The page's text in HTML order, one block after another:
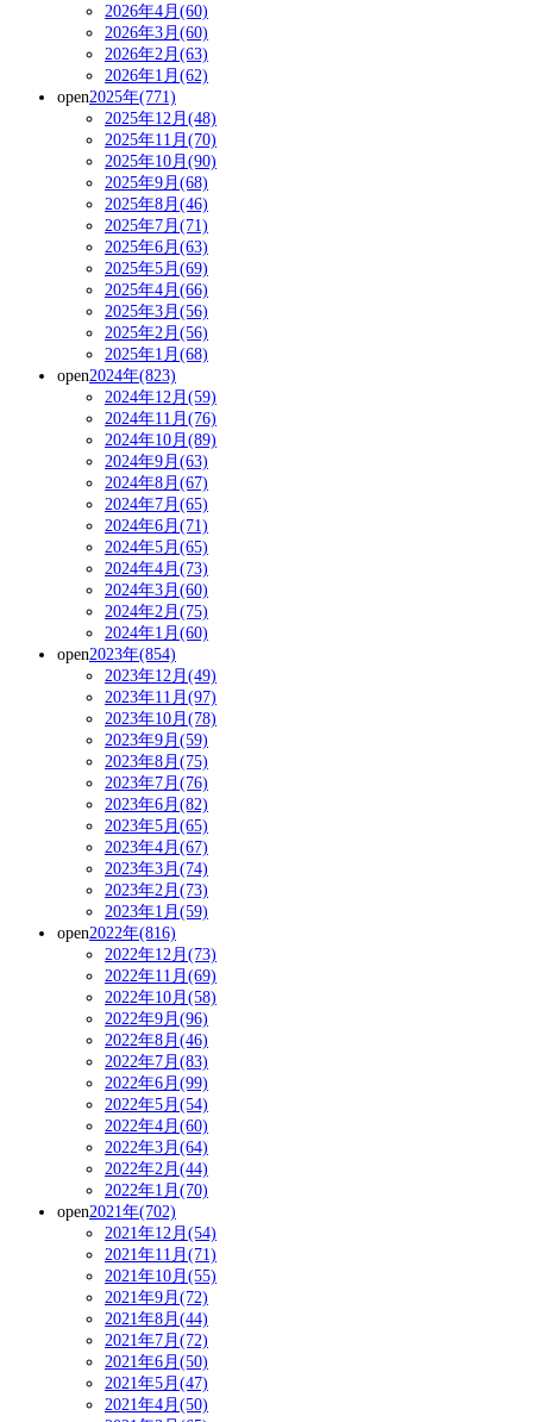
2026年4月(60)
2026年3月(60)
2026年2月(63)
2026年1月(62)
open2025年(771)
2025年12月(48)
2025年11月(70)
2025年10月(90)
2025年9月(68)
2025年8月(46)
2025年7月(71)
2025年6月(63)
2025年5月(69)
2025年4月(66)
2025年3月(56)
2025年2月(56)
2025年1月(68)
open2024年(823)
2024年12月(59)
2024年11月(76)
2024年10月(89)
2024年9月(63)
2024年8月(67)
2024年7月(65)
2024年6月(71)
2024年5月(65)
2024年4月(73)
2024年3月(60)
2024年2月(75)
2024年1月(60)
open2023年(854)
2023年12月(49)
2023年11月(97)
2023年10月(78)
2023年9月(59)
2023年8月(75)
2023年7月(76)
2023年6月(82)
2023年5月(65)
2023年4月(67)
2023年3月(74)
2023年2月(73)
2023年1月(59)
open2022年(816)
2022年12月(73)
2022年11月(69)
2022年10月(58)
2022年9月(96)
2022年8月(46)
2022年7月(83)
2022年6月(99)
2022年5月(54)
2022年4月(60)
2022年3月(64)
2022年2月(44)
2022年1月(70)
open2021年(702)
2021年12月(54)
2021年11月(71)
2021年10月(55)
2021年9月(72)
2021年8月(44)
2021年7月(72)
2021年6月(50)
2021年5月(47)
2021年4月(50)